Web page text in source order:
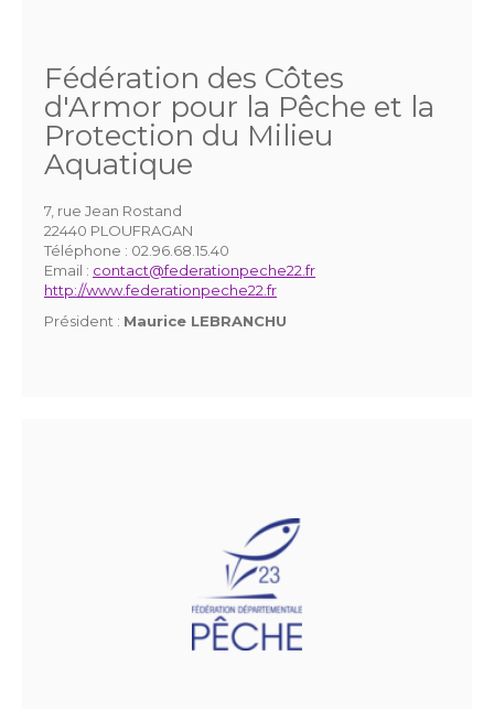
Fédération des Côtes
d'Armor pour la Pêche et la
Protection du Milieu
Aquatique
7, rue Jean Rostand
22440 PLOUFRAGAN
Téléphone : 02.96.68.15.40
Email : contact@federationpeche22.fr
http://www.federationpeche22.fr
Président : Maurice LEBRANCHU